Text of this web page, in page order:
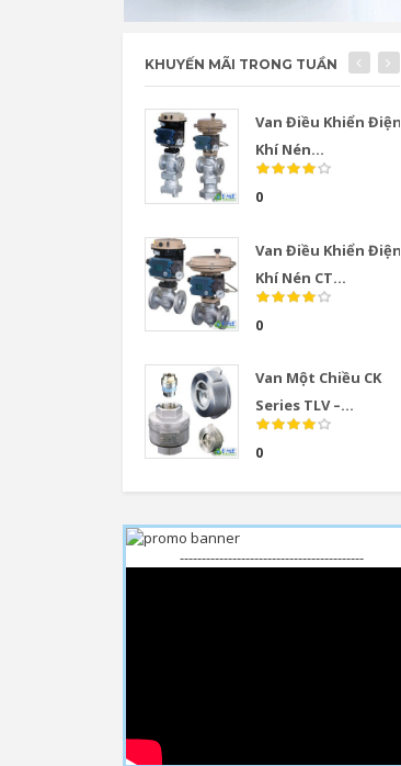
KHUYẾN MÃI TRONG TUẦN
Van Điều Khiển Điện
Khí Nén...
0
Van Điều Khiển Điện
Khí Nén CT...
0
Van Một Chiều CK
Series TLV –...
0
------------------------------------------